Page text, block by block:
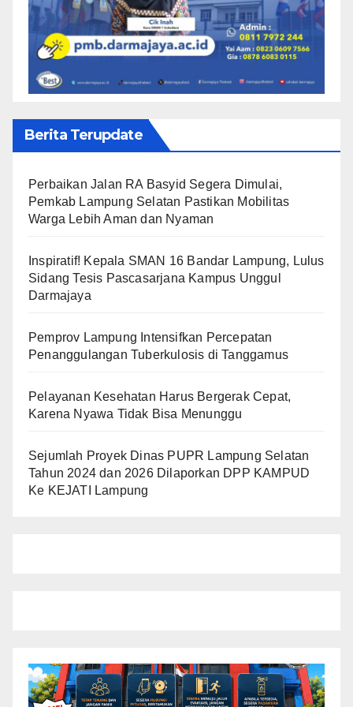
Berita Terupdate
Perbaikan Jalan RA Basyid Segera Dimulai,
Pemkab Lampung Selatan Pastikan Mobilitas
Warga Lebih Aman dan Nyaman
Inspiratif! Kepala SMAN 16 Bandar Lampung, Lulus
Sidang Tesis Pascasarjana Kampus Unggul
Darmajaya
Pemprov Lampung Intensifkan Percepatan
Penanggulangan Tuberkulosis di Tanggamus
Pelayanan Kesehatan Harus Bergerak Cepat,
Karena Nyawa Tidak Bisa Menunggu
Sejumlah Proyek Dinas PUPR Lampung Selatan
Tahun 2024 dan 2026 Dilaporkan DPP KAMPUD
Ke KEJATI Lampung